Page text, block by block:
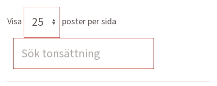
Visa poster per sida